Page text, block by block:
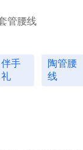
管腰线
伴手
礼
陶管腰
线